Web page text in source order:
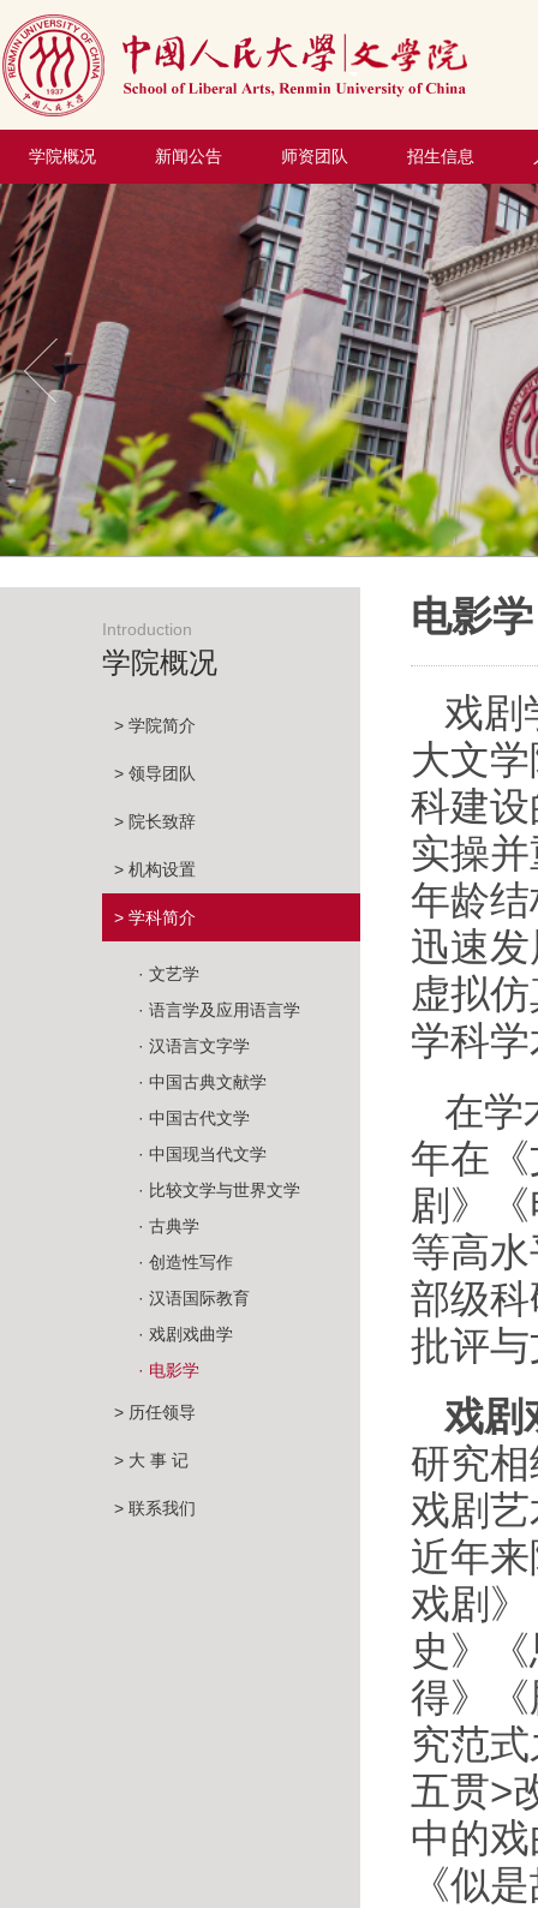
学院概况 新闻公告 师资团队 招生信息
Introduction
学院概况
> 学院简介
> 领导团队
> 院长致辞
> 机构设置
> 学科简介
· 文艺学
· 语言学及应用语言学
· 汉语言文字学
· 中国古典文献学
· 中国古代文学
· 中国现当代文学
· 比较文学与世界文学
· 古典学
· 创造性写作
· 汉语国际教育
· 戏剧戏曲学
· 电影学
> 历任领导
> 大 事 记
> 联系我们
电影学
戏剧
大文
科建
实操
年龄
迅速
虚拟
学科
在学
年在
剧》
等高
部级
批评
戏剧
研究
戏剧
近年
戏剧
史》
得》
究范
五贯>
中的
《似